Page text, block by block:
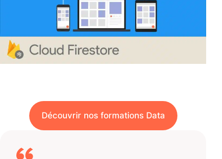
Découvrir nos formations Data